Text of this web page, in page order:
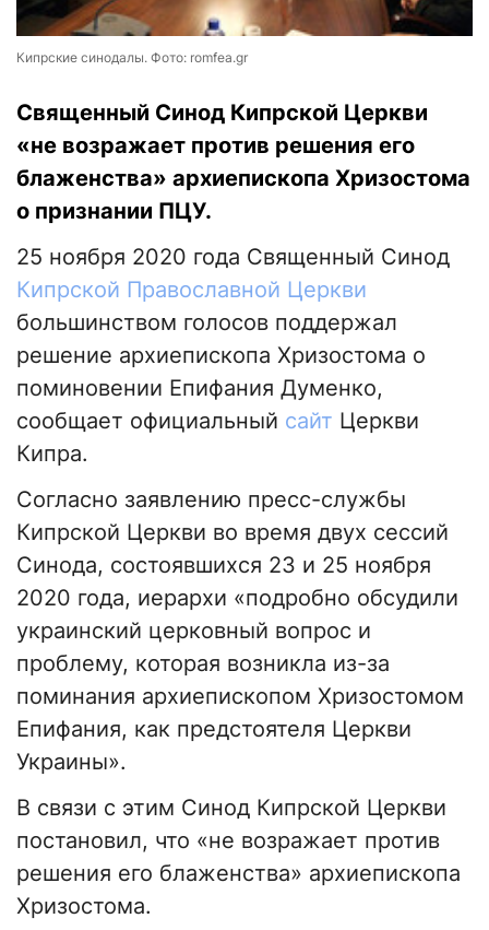
Кипрские синодалы. Фото: romfea.gr
Священный Синод Кипрской Церкви
«не возражает против решения его
блаженства» архиепископа Хризостома
о признании ПЦУ.
25 ноября 2020 года Священный Синод
Кипрской Православной Церкви
большинством голосов поддержал
решение архиепископа Хризостома о
поминовении Епифания Думенко,
сообщает официальный сайт Церкви
Кипра.
Согласно заявлению пресс-службы
Кипрской Церкви во время двух сессий
Синода, состоявшихся 23 и 25 ноября
2020 года, иерархи «подробно обсудили
украинский церковный вопрос и
проблему, которая возникла из-за
поминания архиепископом Хризостомом
Епифания, как предстоятеля Церкви
Украины».
В связи с этим Синод Кипрской Церкви
постановил, что «не возражает против
решения его блаженства» архиепископа
Хризостома.